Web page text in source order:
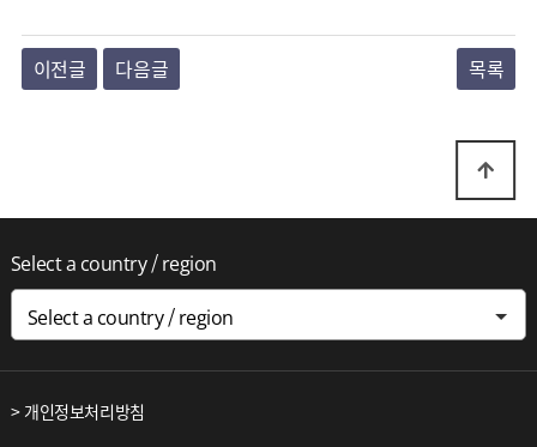
이전글 다음글 목록
Select a country / region
Select a country / region
> 개인정보처리방침